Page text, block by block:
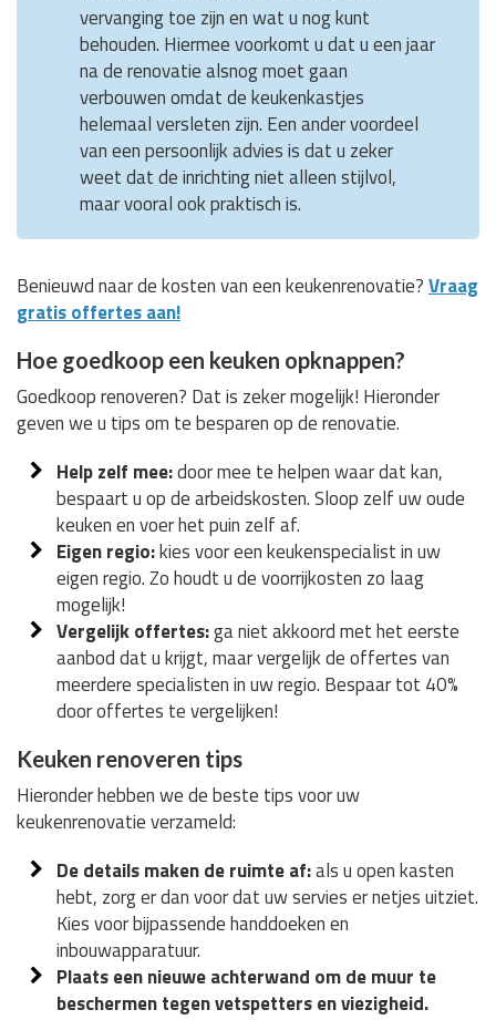
vervanging toe zijn en wat u nog kunt
behouden. Hiermee voorkomt u dat u een jaar
na de renovatie alsnog moet gaan
verbouwen omdat de keukenkastjes
helemaal versleten zijn. Een ander voordeel
van een persoonlijk advies is dat u zeker
weet dat de inrichting niet alleen stijlvol,
maar vooral ook praktisch is.
Benieuwd naar de kosten van een keukenrenovatie?Vraag
gratis offertes aan!
Hoe goedkoop een keuken opknappen?
Goedkoop renoveren? Dat is zeker mogelijk! Hieronder
geven we u tips om te besparen op de renovatie.
Help zelf mee:door mee te helpen waar dat kan,
bespaart u op de arbeidskosten. Sloop zelf uw oude
keuken en voer het puin zelf af.
Eigen regio:kies voor een keukenspecialist in uw
eigen regio. Zo houdt u de voorrijkosten zo laag
mogelijk!
Vergelijk offertes:ga niet akkoord met het eerste
aanbod dat u krijgt, maar vergelijk de offertes van
meerdere specialisten in uw regio. Bespaar tot 40%
door offertes te vergelijken!
Keuken renoveren tips
Hieronder hebben we de beste tips voor uw
keukenrenovatie verzameld:
De details maken de ruimte af:als u open kasten
hebt, zorg er dan voor dat uw servies er netjes uitziet.
Kies voor bijpassende handdoeken en
inbouwapparatuur.
Plaats een nieuwe achterwand om de muur te
beschermen tegen vetspetters en viezigheid.